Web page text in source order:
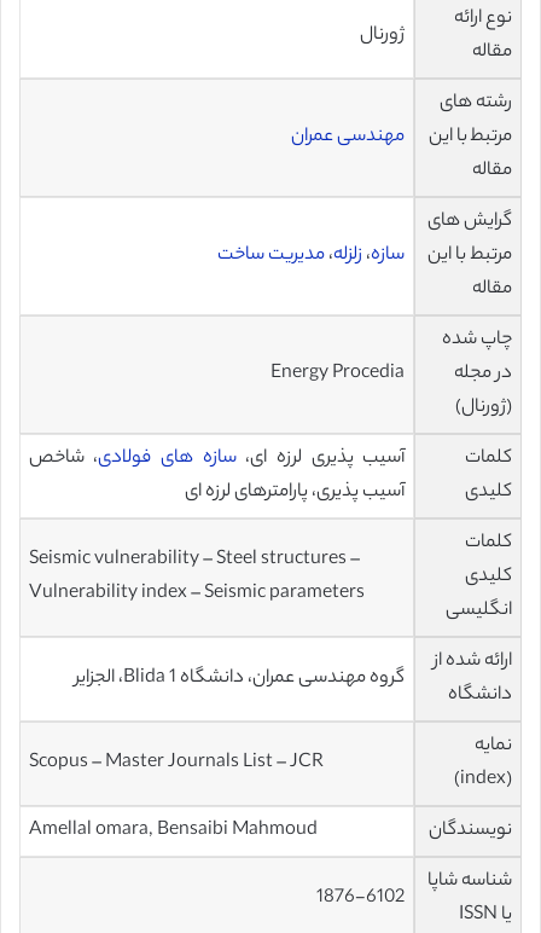
نوع ارائه
مقاله
ژورنال
رشته های
مرتبط با این
مقاله
مهندسی عمران
گرایش های
مرتبط با این
مقاله
سازه، زلزله،مدیریت ساخت
چاپ شده
در مجله
(ژورنال)
Energy Procedia
کلمات
کلیدی
آسیب پذیری لرزه ای،سازه های فولادی، شاخص
آسیب پذیری، پارامترهای لرزه ای
کلمات
کلیدی
انگلیسی
Seismic vulnerability – Steel structures –
Vulnerability index – Seismic parameters
ارائه شده از
دانشگاه
گروه مهندسی عمران، دانشگاه Blida 1، الجزایر
نمایه
(index)
Scopus – Master Journals List – JCR
نویسندگان
Amellal omara, Bensaibi Mahmoud
شناسه شاپا
یا ISSN
1876-6102